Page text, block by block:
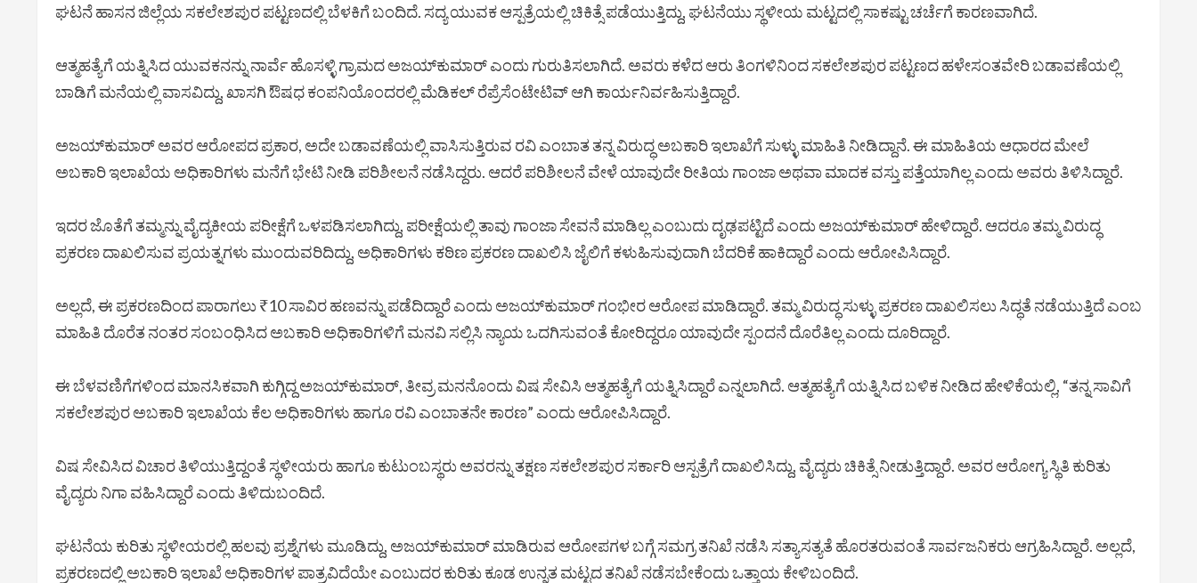
ಘಟನೆ ಹಾಸನ ಜಿಲ್ಲೆಯ ಸಕಲೇಶಪುರ ಪಟ್ಟಣದಲ್ಲಿ ಬೆಳಕಿಗೆ ಬಂದಿದೆ. ಸದ್ಯ ಯುವಕ ಆಸ್ಪತ್ರೆಯಲ್ಲಿ ಚಿಕಿತ್ಸೆ ಪಡೆಯುತ್ತಿದ್ದು, ಘಟನೆಯು ಸ್ಥಳೀಯ ಮಟ್ಟದಲ್ಲಿ ಸಾಕಷ್ಟು ಚರ್ಚೆಗೆ ಕಾರಣವಾಗಿದೆ.
ಆತ್ಮಹತ್ಯೆಗೆ ಯತ್ನಿಸಿದ ಯುವಕನನ್ನು ನಾರ್ವೆ ಹೊಸಳ್ಳಿ ಗ್ರಾಮದ ಅಜಯ್‌ಕುಮಾರ್ ಎಂದು ಗುರುತಿಸಲಾಗಿದೆ. ಅವರು ಕಳೆದ ಆರು ತಿಂಗಳಿನಿಂದ ಸಕಲೇಶಪುರ ಪಟ್ಟಣದ ಹಳೇಸಂತವೇರಿ ಬಡಾವಣೆಯಲ್ಲಿ
ಬಾಡಿಗೆ ಮನೆಯಲ್ಲಿ ವಾಸವಿದ್ದು, ಖಾಸಗಿ ಔಷಧ ಕಂಪನಿಯೊಂದರಲ್ಲಿ ಮೆಡಿಕಲ್ ರೆಪ್ರೆಸೆಂಟೇಟಿವ್ ಆಗಿ ಕಾರ್ಯನಿರ್ವಹಿಸುತ್ತಿದ್ದಾರೆ.
ಅಜಯ್‌ಕುಮಾರ್ ಅವರ ಆರೋಪದ ಪ್ರಕಾರ, ಅದೇ ಬಡಾವಣೆಯಲ್ಲಿ ವಾಸಿಸುತ್ತಿರುವ ರವಿ ಎಂಬಾತ ತನ್ನ ವಿರುದ್ಧ ಅಬಕಾರಿ ಇಲಾಖೆಗೆ ಸುಳ್ಳು ಮಾಹಿತಿ ನೀಡಿದ್ದಾನೆ. ಈ ಮಾಹಿತಿಯ ಆಧಾರದ ಮೇಲೆ
ಅಬಕಾರಿ ಇಲಾಖೆಯ ಅಧಿಕಾರಿಗಳು ಮನೆಗೆ ಭೇಟಿ ನೀಡಿ ಪರಿಶೀಲನೆ ನಡೆಸಿದ್ದರು. ಆದರೆ ಪರಿಶೀಲನೆ ವೇಳೆ ಯಾವುದೇ ರೀತಿಯ ಗಾಂಜಾ ಅಥವಾ ಮಾದಕ ವಸ್ತು ಪತ್ತೆಯಾಗಿಲ್ಲ ಎಂದು ಅವರು ತಿಳಿಸಿದ್ದಾರೆ.
ಇದರ ಜೊತೆಗೆ ತಮ್ಮನ್ನು ವೈದ್ಯಕೀಯ ಪರೀಕ್ಷೆಗೆ ಒಳಪಡಿಸಲಾಗಿದ್ದು, ಪರೀಕ್ಷೆಯಲ್ಲಿ ತಾವು ಗಾಂಜಾ ಸೇವನೆ ಮಾಡಿಲ್ಲ ಎಂಬುದು ದೃಢಪಟ್ಟಿದೆ ಎಂದು ಅಜಯ್‌ಕುಮಾರ್ ಹೇಳಿದ್ದಾರೆ. ಆದರೂ ತಮ್ಮ ವಿರುದ್ಧ
ಪ್ರಕರಣ ದಾಖಲಿಸುವ ಪ್ರಯತ್ನಗಳು ಮುಂದುವರಿದಿದ್ದು, ಅಧಿಕಾರಿಗಳು ಕಠಿಣ ಪ್ರಕರಣ ದಾಖಲಿಸಿ ಜೈಲಿಗೆ ಕಳುಹಿಸುವುದಾಗಿ ಬೆದರಿಕೆ ಹಾಕಿದ್ದಾರೆ ಎಂದು ಆರೋಪಿಸಿದ್ದಾರೆ.
ಅಲ್ಲದೆ, ಈ ಪ್ರಕರಣದಿಂದ ಪಾರಾಗಲು ₹10 ಸಾವಿರ ಹಣವನ್ನು ಪಡೆದಿದ್ದಾರೆ ಎಂದು ಅಜಯ್‌ಕುಮಾರ್ ಗಂಭೀರ ಆರೋಪ ಮಾಡಿದ್ದಾರೆ. ತಮ್ಮ ವಿರುದ್ಧ ಸುಳ್ಳು ಪ್ರಕರಣ ದಾಖಲಿಸಲು ಸಿದ್ಧತೆ ನಡೆಯುತ್ತಿದೆ ಎಂಬ
ಮಾಹಿತಿ ದೊರೆತ ನಂತರ ಸಂಬಂಧಿಸಿದ ಅಬಕಾರಿ ಅಧಿಕಾರಿಗಳಿಗೆ ಮನವಿ ಸಲ್ಲಿಸಿ ನ್ಯಾಯ ಒದಗಿಸುವಂತೆ ಕೋರಿದ್ದರೂ ಯಾವುದೇ ಸ್ಪಂದನೆ ದೊರೆತಿಲ್ಲ ಎಂದು ದೂರಿದ್ದಾರೆ.
ಈ ಬೆಳವಣಿಗೆಗಳಿಂದ ಮಾನಸಿಕವಾಗಿ ಕುಗ್ಗಿದ್ದ ಅಜಯ್‌ಕುಮಾರ್, ತೀವ್ರ ಮನನೊಂದು ವಿಷ ಸೇವಿಸಿ ಆತ್ಮಹತ್ಯೆಗೆ ಯತ್ನಿಸಿದ್ದಾರೆ ಎನ್ನಲಾಗಿದೆ. ಆತ್ಮಹತ್ಯೆಗೆ ಯತ್ನಿಸಿದ ಬಳಿಕ ನೀಡಿದ ಹೇಳಿಕೆಯಲ್ಲಿ, “ತನ್ನ ಸಾವಿಗೆ
ಸಕಲೇಶಪುರ ಅಬಕಾರಿ ಇಲಾಖೆಯ ಕೆಲ ಅಧಿಕಾರಿಗಳು ಹಾಗೂ ರವಿ ಎಂಬಾತನೇ ಕಾರಣ” ಎಂದು ಆರೋಪಿಸಿದ್ದಾರೆ.
ವಿಷ ಸೇವಿಸಿದ ವಿಚಾರ ತಿಳಿಯುತ್ತಿದ್ದಂತೆ ಸ್ಥಳೀಯರು ಹಾಗೂ ಕುಟುಂಬಸ್ಥರು ಅವರನ್ನು ತಕ್ಷಣ ಸಕಲೇಶಪುರ ಸರ್ಕಾರಿ ಆಸ್ಪತ್ರೆಗೆ ದಾಖಲಿಸಿದ್ದು, ವೈದ್ಯರು ಚಿಕಿತ್ಸೆ ನೀಡುತ್ತಿದ್ದಾರೆ. ಅವರ ಆರೋಗ್ಯ ಸ್ಥಿತಿ ಕುರಿತು
ವೈದ್ಯರು ನಿಗಾ ವಹಿಸಿದ್ದಾರೆ ಎಂದು ತಿಳಿದುಬಂದಿದೆ.
ಘಟನೆಯ ಕುರಿತು ಸ್ಥಳೀಯರಲ್ಲಿ ಹಲವು ಪ್ರಶ್ನೆಗಳು ಮೂಡಿದ್ದು, ಅಜಯ್‌ಕುಮಾರ್ ಮಾಡಿರುವ ಆರೋಪಗಳ ಬಗ್ಗೆ ಸಮಗ್ರ ತನಿಖೆ ನಡೆಸಿ ಸತ್ಯಾಸತ್ಯತೆ ಹೊರತರುವಂತೆ ಸಾರ್ವಜನಿಕರು ಆಗ್ರಹಿಸಿದ್ದಾರೆ. ಅಲ್ಲದೆ,
ಪ್ರಕರಣದಲ್ಲಿ ಅಬಕಾರಿ ಇಲಾಖೆ ಅಧಿಕಾರಿಗಳ ಪಾತ್ರವಿದೆಯೇ ಎಂಬುದರ ಕುರಿತು ಕೂಡ ಉನ್ನತ ಮಟ್ಟದ ತನಿಖೆ ನಡೆಸಬೇಕೆಂದು ಒತ್ತಾಯ ಕೇಳಿಬಂದಿದೆ.